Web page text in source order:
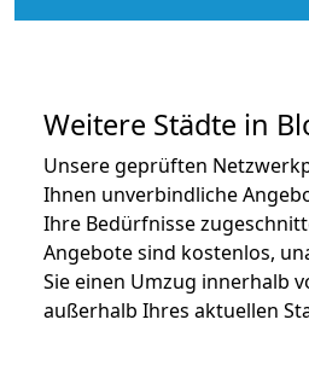
Weitere Städte in
Unsere geprüften
Ihnen unverbindliche
Ihre Bedürfnisse
Angebote sind kostenlos,
Sie einen Umzug innerhalb
außerhalb Ihres aktuellen